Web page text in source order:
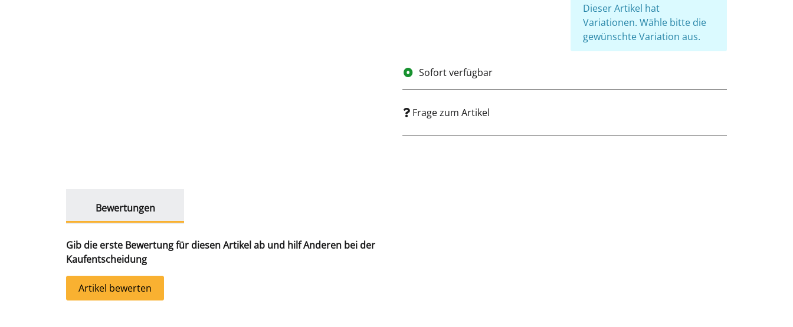
Sofort verfügbar
x
Dieser Artikel hat
Variationen. Wähle bitte die
gewünschte Variation aus.
Frage zum Artikel
Bewertungen
Gib die erste Bewertung für diesen Artikel ab und hilf Anderen bei der
Kaufentscheidung
Artikel bewerten